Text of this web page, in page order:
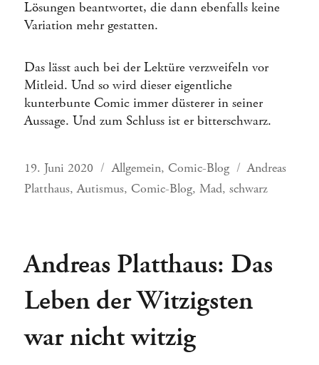
Lösungen beantwortet, die dann ebenfalls keine
Variation mehr gestatten.
Das lässt auch bei der Lektüre verzweifeln vor
Mitleid. Und so wird dieser eigentliche
kunterbunte Comic immer düsterer in seiner
Aussage. Und zum Schluss ist er bitterschwarz.
Veröffentlicht
am
19. Juni 2020 Kategorien
Allgemein, Comic-Blog Schlagwörter
Andreas
Platthaus,Autismus, Comic-Blog,Mad,schwarz
Andreas Platthaus: Das
Leben der Witzigsten
war nicht witzig